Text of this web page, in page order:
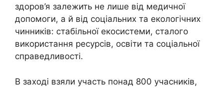
здоров’я залежить не лише від медичної
допомоги, а й від соціальних та екологічних
чинників: стабільної екосистеми, сталого
використання ресурсів, освіти та соціальної
справедливості.
В заході взяли участь понад 800 учасників,